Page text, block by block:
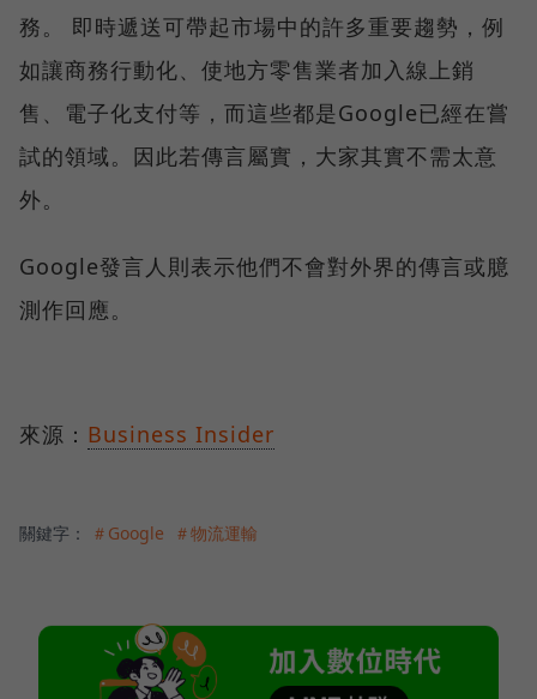
務。 即時遞送可帶起市場中的許多重要趨勢，例
如讓商務行動化、使地方零售業者加入線上銷
售、電子化支付等，而這些都是Google已經在嘗
試的領域。因此若傳言屬實，大家其實不需太意
外。
Google發言人則表示他們不會對外界的傳言或臆
測作回應。
來源： Business Insider
關鍵字： ＃Google ＃物流運輸